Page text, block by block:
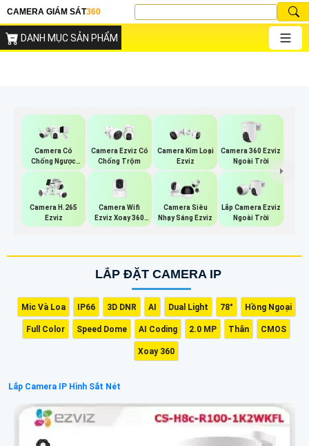
CAMERA GIÁM SÁT360
DANH MỤC SẢN PHẨM
Camera Có
Chống Ngược
Sáng Ezviz
Camera Ezviz Có
Chống Trộm
Camera Kim Loại
Ezviz
Camera 360 Ezviz
Ngoài Trời
Camera H.265
Ezviz
Camera Wifi
Ezviz Xoay 360
Độ
Camera Siêu
Nhạy Sáng Ezviz
Lắp Camera Ezviz
Ngoài Trời
LẮP ĐẶT CAMERA IP
Mic Và Loa IP66 3D DNR AI Dual Light 78° Hồng Ngoại
Full Color Speed Dome AI Coding 2.0 MP Thân CMOS
Xoay 360
Lắp Camera IP Hình Sắt Nét